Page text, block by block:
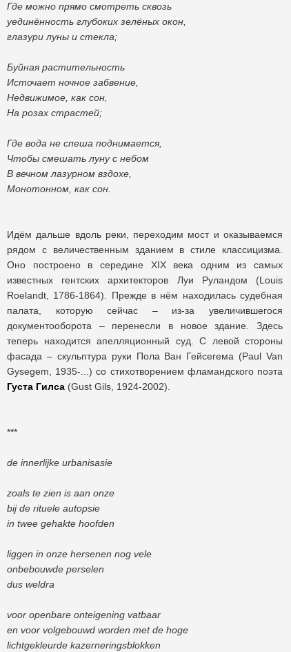
Где можно прямо смотреть сквозь
уединённость глубоких зелёных окон,
глазури луны и стекла;
Буйная растительность
Источает ночное забвение,
Недвижимое, как сон,
На розах страстей;
Где вода не спеша поднимается,
Чтобы смешать луну с небом
В вечном лазурном вздохе,
Монотонном, как сон.
Идём дальше вдоль реки, переходим мост и оказываемся
рядом с величественным зданием в стиле классицизма.
Оно построено в середине XIX века одним из самых
известных гентских архитекторов Луи Руландом (Louis
Roelandt, 1786-1864). Прежде в нём находилась судебная
палата, которую сейчас – из-за увеличившегося
документооборота – перенесли в новое здание. Здесь
теперь находится апелляционный суд. С левой стороны
фасада – скульптура руки Пола Ван Гейсегема (Paul Van
Gysegem, 1935-...) со стихотворением фламандского поэта
Густа Гилса (Gust Gils, 1924-2002).
***
de innerlijke urbanisasie
zoals te zien is aan onze
bij de rituele autopsie
in twee gehakte hoofden
liggen in onze hersenen nog vele
onbebouwde perselen
dus weldra
voor openbare onteigening vatbaar
en voor volgebouwd worden met de hoge
lichtgekleurde kazerneringsblokken